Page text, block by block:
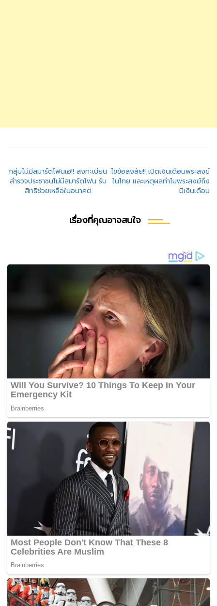
แนะแนว
เรื่อง
กลุ่มไม่มีสมาร์ตโฟนเฮ!! ลงทะเบียน
สำรวจประชาชนไม่มีสมาร์ตโฟน รับ
สิทธิช่วยเหลือในอนาคต
ไขข้อสงสัย!! เปิดเงินเดือนพระสงฆ์
ในไทย และเหตุผลทำไมพระสงฆ์ถึง
มีเงินเดือน
เรื่องที่คุณอาจสนใจ